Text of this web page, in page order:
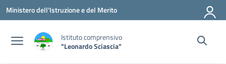
Vai ai contenuti
Vai al menu di navigazione
Vai al footer
Ministero dell'Istruzione e del Merito
Istituto comprensivo
"Leonardo Sciascia"